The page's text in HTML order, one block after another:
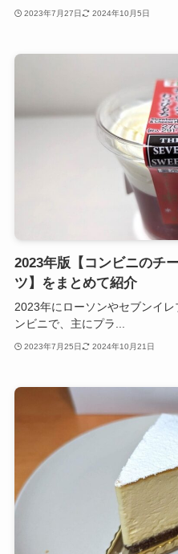
2023年7月27日 2024年10月5日
2023年版【コンビニのチ
ツ】をまとめて紹介
2023年にローソンやセブンイ
ンビニで、主にプラ...
2023年7月25日 2024年10月21日